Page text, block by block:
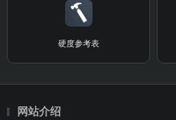
硬度参考表
网站介绍